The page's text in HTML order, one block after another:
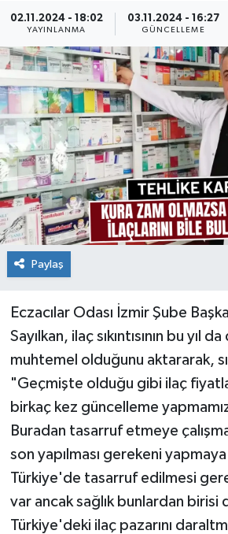
02.11.2024 - 18:02
YAYINLANMA
03.11.2024 - 16:27
GÜNCELLEME
Paylaş
Eczacılar Odası İzmir Şube
Sayılkan, ilaç sıkıntısının bu yıl
muhtemel olduğunu aktararak,
"Geçmişte olduğu gibi ilaç
birkaç kez güncelleme
Buradan tasarruf etmeye
son yapılması gerekeni yapmaya
Türkiye'de tasarruf edilmesi
var ancak sağlık bunlardan birisi
Türkiye'deki ilaç pazarını